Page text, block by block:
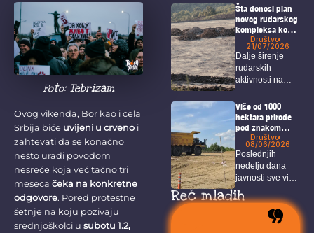
Foto: Tebrizam
Ovog vikenda, Bor kao i cela
Srbija biće uvijeni u crveno i
zahtevati da se konačno
nešto uradi povodom
nesreće koja već tačno tri
meseca čeka na konkretne
odgovore. Pored protestne
šetnje na koju pozivaju
srednjoškolci u subotu 1.2,
prepoznatljivu
sliku Bora, a
među...
Šta donosi plan
novog rudarskog
kompleksa kod
Bora i Zaječara?
Društvo
21/07/2026
Dalje širenje
rudarskih
aktivnosti na
Zaječara
intenzivno...
Više od 1000
hektara prirode
pod znakom
pitanja: U planu
je izgradnja
velikog
rudarskog
kompleksa u
blizini Zaječara
Društvo
08/06/2026
Poslednjih
nedelju dana
javnosti sve više
privlače pažnju
istražni radovi...
Reč mladih